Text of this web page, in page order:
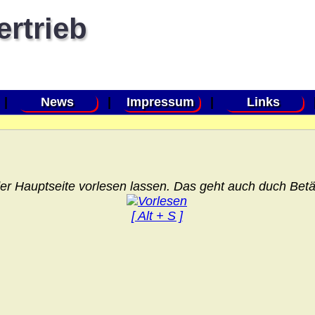
News Impressum Links
Hauptseite vorlesen lassen. Das geht auch duch
[ Alt + S ]